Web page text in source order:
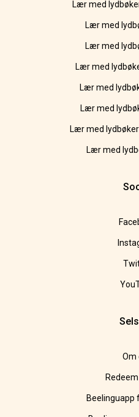
Lær med
Lær med
Lær med
Lær med
Lær med
Lær med
Lær med
Lær med
Om
Beelinguapp